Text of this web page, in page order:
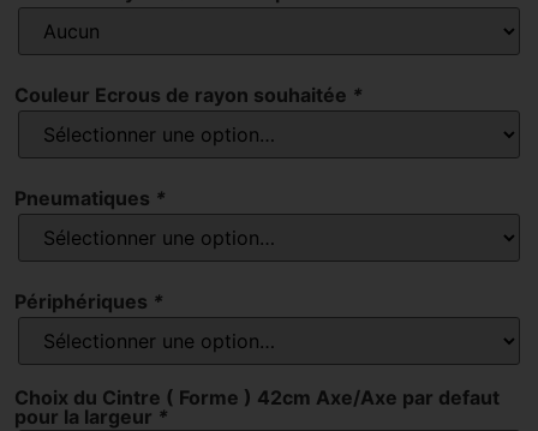
Couleur Ecrous de rayon souhaitée *
Pneumatiques *
Périphériques *
Choix du Cintre ( Forme ) 42cm Axe/Axe par defaut
pour la largeur *